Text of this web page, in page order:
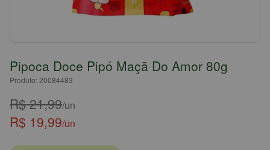
Pipoca Doce Pipó Maçã Do Amor 80g
Produto: 20084483
R$ 21,99/un
R$ 19,99/un